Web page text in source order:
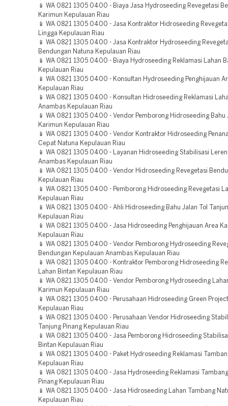
📱 WA 0821 1305 0400 - Biaya Jasa Hydroseeding Revegetasi
Karimun Kepulauan Riau
📱 WA 0821 1305 0400 - Jasa Kontraktor Hidroseeding
Lingga Kepulauan Riau
📱 WA 0821 1305 0400 - Jasa Kontraktor Hydroseeding
Bendungan Natuna Kepulauan Riau
📱 WA 0821 1305 0400 - Biaya Hydroseeding Reklamasi Lahan
Kepulauan Riau
📱 WA 0821 1305 0400 - Konsultan Hydroseeding Penghijauan
Kepulauan Riau
📱 WA 0821 1305 0400 - Konsultan Hidroseeding Reklamasi
Anambas Kepulauan Riau
📱 WA 0821 1305 0400 - Vendor Pemborong Hidroseeding Bahu
Karimun Kepulauan Riau
📱 WA 0821 1305 0400 - Vendor Kontraktor Hidroseeding
Cepat Natuna Kepulauan Riau
📱 WA 0821 1305 0400 - Layanan Hidroseeding Stabilisasi
Anambas Kepulauan Riau
📱 WA 0821 1305 0400 - Vendor Hidroseeding Revegetasi
Kepulauan Riau
📱 WA 0821 1305 0400 - Pemborong Hidroseeding Revegetasi
Kepulauan Riau
📱 WA 0821 1305 0400 - Ahli Hidroseeding Bahu Jalan Tol
Kepulauan Riau
📱 WA 0821 1305 0400 - Jasa Hidroseeding Penghijauan Area
Kepulauan Riau
📱 WA 0821 1305 0400 - Vendor Pemborong Hydroseeding
Bendungan Kepulauan Anambas Kepulauan Riau
📱 WA 0821 1305 0400 - Kontraktor Pemborong Hidroseeding
Lahan Bintan Kepulauan Riau
📱 WA 0821 1305 0400 - Vendor Pemborong Hydroseeding
Karimun Kepulauan Riau
📱 WA 0821 1305 0400 - Perusahaan Hidroseeding Green
Kepulauan Riau
📱 WA 0821 1305 0400 - Perusahaan Vendor Hidroseeding
Tanjung Pinang Kepulauan Riau
📱 WA 0821 1305 0400 - Jasa Pemborong Hidroseeding
Bintan Kepulauan Riau
📱 WA 0821 1305 0400 - Paket Hydroseeding Reklamasi
Kepulauan Riau
📱 WA 0821 1305 0400 - Jasa Hydroseeding Reklamasi
Pinang Kepulauan Riau
📱 WA 0821 1305 0400 - Jasa Hidroseeding Lahan Tambang
Kepulauan Riau